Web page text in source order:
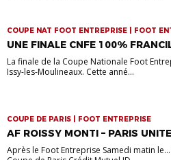
COUPE NAT FOOT ENTREPRISE | FOOT
UNE FINALE CNFE 100%
La finale de la Coupe Nationale Foot
Issy-les-Moulineaux. Cette anné...
COUPE DE PARIS | FOOT ENTREPRISE
AF ROISSY MONTI – PARIS
Après le Foot Entreprise Samedi matin